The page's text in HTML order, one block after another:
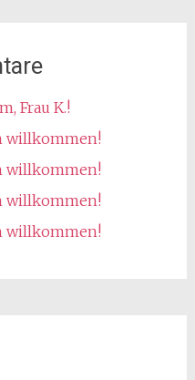
Frau K.!
willkommen!
willkommen!
willkommen!
willkommen!